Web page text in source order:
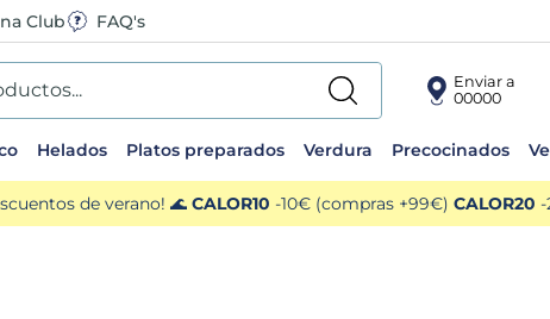
Club FAQ's
Enviar a
00000
Helados Platos preparados Verdura Precocinados
de verano! 🌊 CALOR10 -10€ (compras +99€) CALOR20